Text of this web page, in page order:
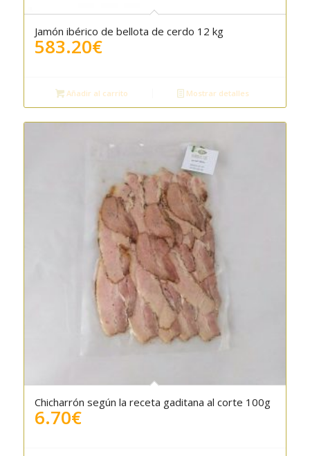
5.00
Jamón ibérico de bellota de cerdo 12 kg
583.20€
Añadir al carrito Mostrar detalles
5.00
Chicharrón según la receta gaditana al corte 100g
6.70€